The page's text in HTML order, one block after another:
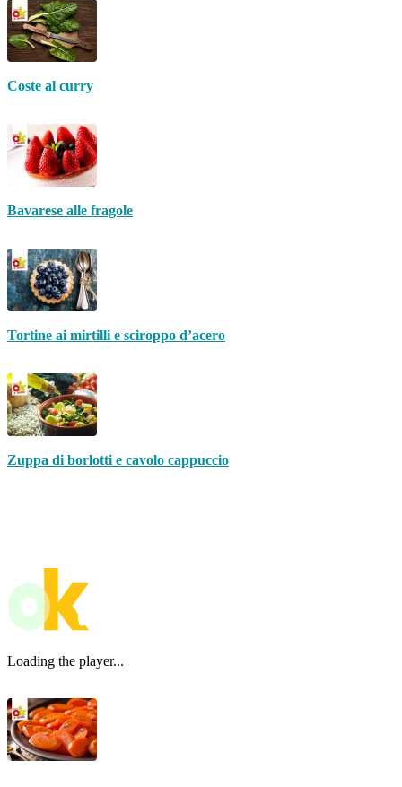
Coste al curry
Bavarese alle fragole
Tortine ai mirtilli e sciroppo d’acero
Zuppa di borlotti e cavolo cappuccio
Loading the player...